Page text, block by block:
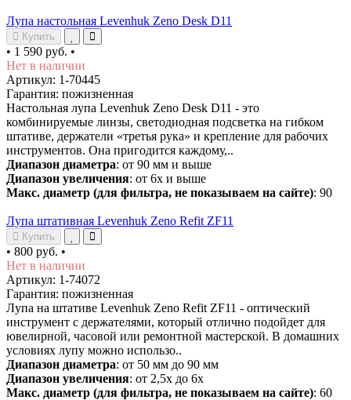
Лупа настольная Levenhuk Zeno Desk D11
Купить
• 1 590 руб. •
Нет в наличии
Артикул: 1-70445
Гарантия: пожизненная
Настольная лупа Levenhuk Zeno Desk D11 - это
комбинируемые линзы, светодиодная подсветка на гибком
штативе, держатели «третья рука» и крепление для рабочих
инструментов. Она пригодится каждому,..
Диапазон диаметра: от 90 мм и выше
Диапазон увеличения: от 6х и выше
Макс. диаметр (для фильтра, не показываем на сайте): 90
Лупа штативная Levenhuk Zeno Refit ZF11
Купить
• 800 руб. •
Нет в наличии
Артикул: 1-74072
Гарантия: пожизненная
Лупа на штативе Levenhuk Zeno Refit ZF11 - оптический
инструмент с держателями, который отлично подойдет для
ювелирной, часовой или ремонтной мастерской. В домашних
условиях лупу можно использо..
Диапазон диаметра: от 50 мм до 90 мм
Диапазон увеличения: от 2,5х до 6х
Макс. диаметр (для фильтра, не показываем на сайте): 60